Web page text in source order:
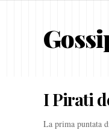
I Pirati
La prima puntata